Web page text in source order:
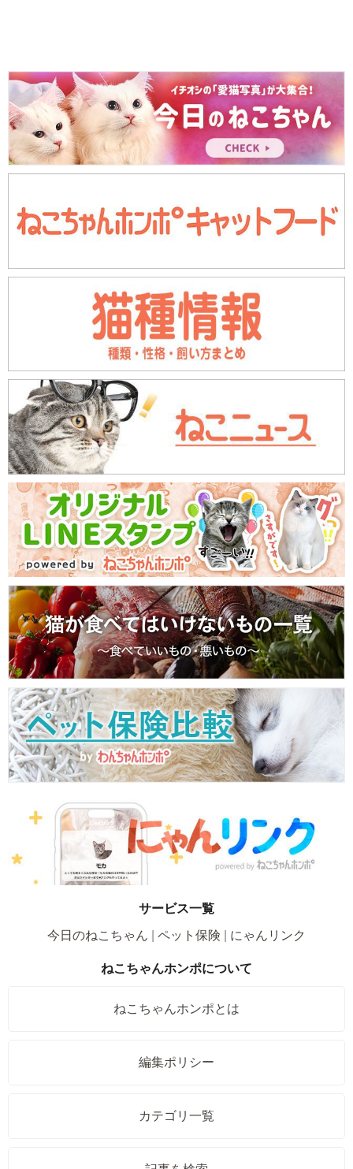
サービス一覧
今日のねこちゃん
ペット保険 にゃんリンク
ねこちゃんホンポについて
ねこちゃんホンポとは
編集ポリシー
カテゴリ一覧